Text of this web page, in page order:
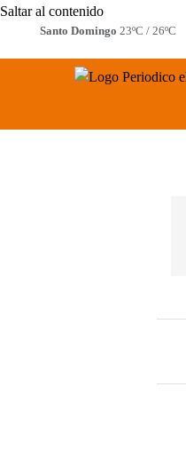
Saltar al contenido
Santo Domingo 23ºC / 26ºC